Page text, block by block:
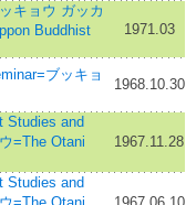
キョウ ガッカ
Buddhist
1971.03
ブッキョ
1968.10.30
Studies and
=The Otani
1967.11.28
Studies and